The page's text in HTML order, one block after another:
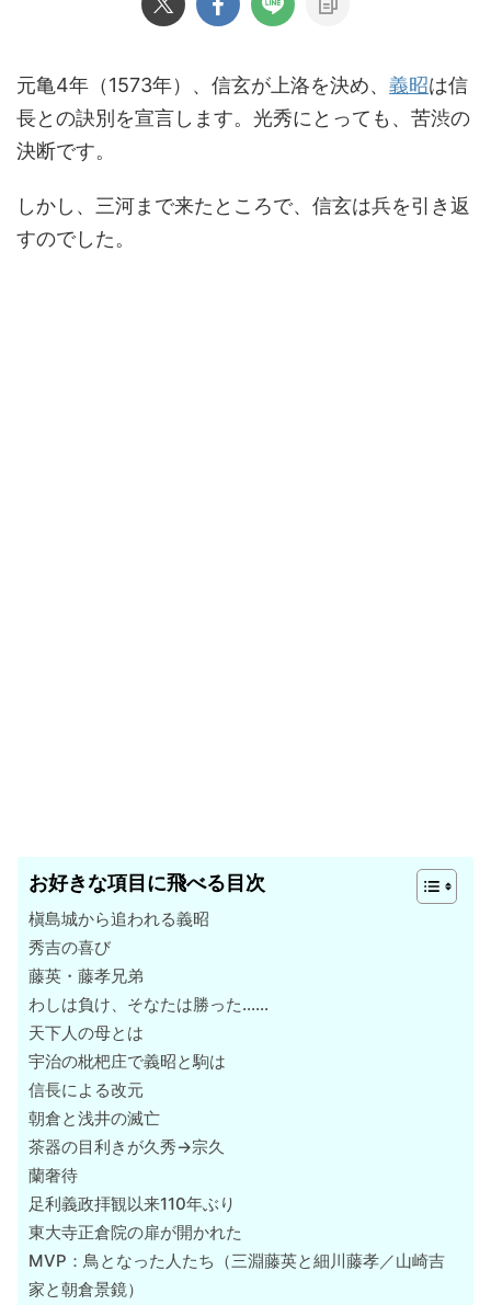
元亀4年（1573年）、信玄が上洛を決め、 義昭は信
長との訣別を宣言します。光秀にとっても、苦渋の
決断です。
しかし、三河まで来たところで、信玄は兵を引き返
すのでした。
お好きな項目に飛べる目次
槇島城から追われる義昭
秀吉の喜び
藤英・藤孝兄弟
わしは負け、そなたは勝った……
天下人の母とは
宇治の枇杷庄で義昭と駒は
信長による改元
朝倉と浅井の滅亡
茶器の目利きが久秀→宗久
蘭奢待
足利義政拝観以来110年ぶり
東大寺正倉院の扉が開かれた
MVP：鳥となった人たち（三淵藤英と細川藤孝／山崎吉
家と朝倉景鏡）